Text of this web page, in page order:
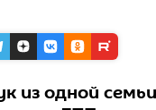
из одной